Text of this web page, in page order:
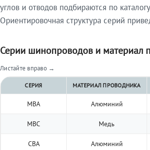
углов и отводов подбираются по
Ориентировочная структура серий
Серии шинопроводов и материал
Листайте вправо →
СЕРИЯ МАТЕРИАЛ ПРОВОДНИКА
МВА Алюминий
МВС Медь
СВА Алюминий